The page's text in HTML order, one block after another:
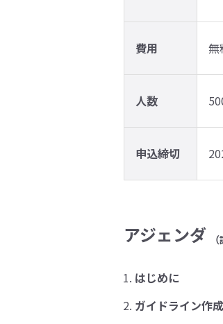
費用 無
人数
申込締切
アジェンダ
はじめに
ガイドライン作